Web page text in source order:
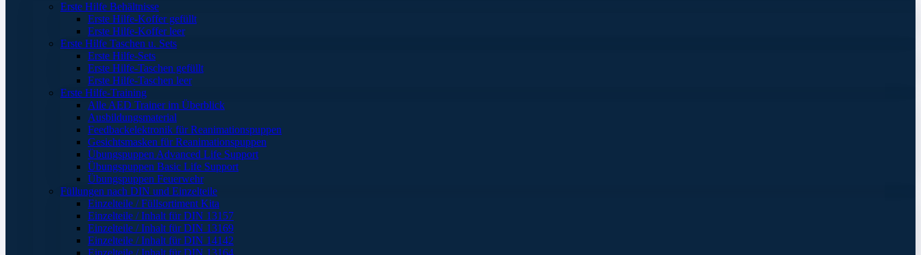
Erste Hilfe Behältnisse
Erste Hilfe-Koffer gefüllt
Erste Hilfe-Koffer leer
Erste Hilfe Taschen u. Sets
Erste Hilfe-Sets
Erste Hilfe-Taschen gefüllt
Erste Hilfe-Taschen leer
Erste Hilfe-Training
Alle AED Trainer im Überblick
Ausbildungsmaterial
Feedbackelektronik für Reanimationspuppen
Gesichtsmasken für Reanimationspuppen
Übungspuppen Advanced Life Support
Übungspuppen Basic Life Support
Übungspuppen Feuerwehr
Füllungen nach DIN und Einzelteile
Einzelteile / Füllsortiment Kita
Einzelteile / Inhalt für DIN 13157
Einzelteile / Inhalt für DIN 13169
Einzelteile / Inhalt für DIN 14142
Einzelteile / Inhalt für DIN 13164